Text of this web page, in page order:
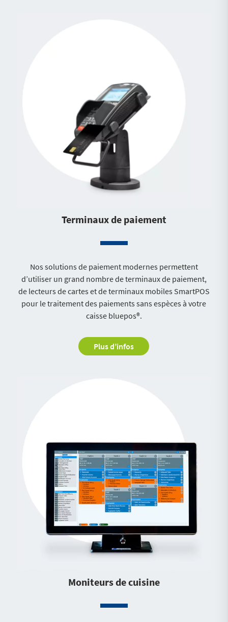
Terminaux de paiement
Nos solutions de paiement modernes permettent
d’utiliser un grand nombre de terminaux de paiement,
de lecteurs de cartes et de terminaux mobiles SmartPOS
pour le traitement des paiements sans espèces à votre
caisse bluepos®.
Plus d’infos
Moniteurs de cuisine